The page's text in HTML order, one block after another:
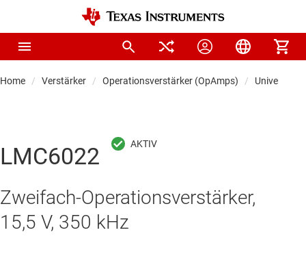
Home Verstärker Operationsverstärker (OpAmps) Universal-
LMC6022
Zweifach-Operationsverstärker,
15,5 V, 350 kHz